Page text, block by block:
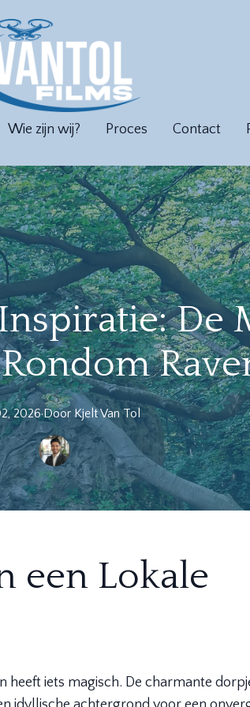
Wie zijn wij? Proces Contact
De
2026·Door KjeltVan Tol
een Lokale
heeft iets magisch. De charmante